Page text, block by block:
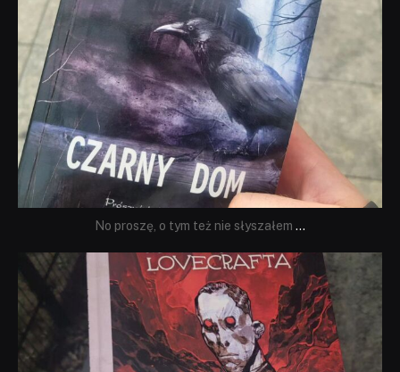
No proszę, o tym też nie słyszałem ...
dobryhorror
Wrz 19